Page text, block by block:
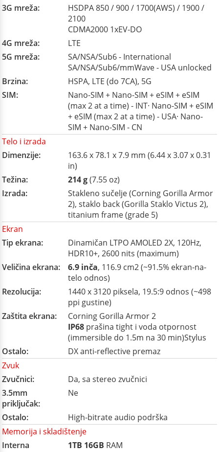
3G mreža:
HSDPA 850 / 900 / 1700(AWS) / 1900 /
2100
CDMA2000 1xEV-DO
4G mreža:
LTE
5G mreža:
SA/NSA/Sub6 - International
SA/NSA/Sub6/mmWave - USA unlocked
Brzina:
HSPA, LTE (do 7CA), 5G
SIM:
Nano-SIM + Nano-SIM + eSIM + eSIM
(max 2 at a time) - INT· Nano-SIM + eSIM
+ eSIM (max 2 at a time) - USA· Nano-
SIM + Nano-SIM - CN
Telo i izrada
Dimenzije:
163.6 x 78.1 x 7.9 mm (6.44 x 3.07 x 0.31
in)
Težina:
214 g(7.55 oz)
Izrada:
Stakleno sučelje (Corning Gorilla Armor
2), staklo back (Gorilla Staklo Victus 2),
titanium frame (grade 5)
Ekran
Tip ekrana:
Dinamičan LTPO AMOLED 2X, 120Hz,
HDR10+, 2600 nits (maximum)
Veličina ekrana:
6.9 inča, 116.9 cm2 (~91.5% ekran-na-
telo odnos)
Rezolucija:
1440 x 3120 piksela, 19.5:9 odnos (~498
ppi gustine)
Zaštita ekrana:
Corning Gorilla Armor 2
IP68 prašina tight i voda otpornost
(immersible do 1.5m na 30 min)Stylus
Ostalo:
DX anti-reflective premaz
Zvuk
Zvučnici:
Da, sa stereo zvučnici
3.5mm
priključak:
Ne
Ostalo:
High-bitrate audio podrška
Memorija i skladištenje
Interna
1TB 16GB RAM